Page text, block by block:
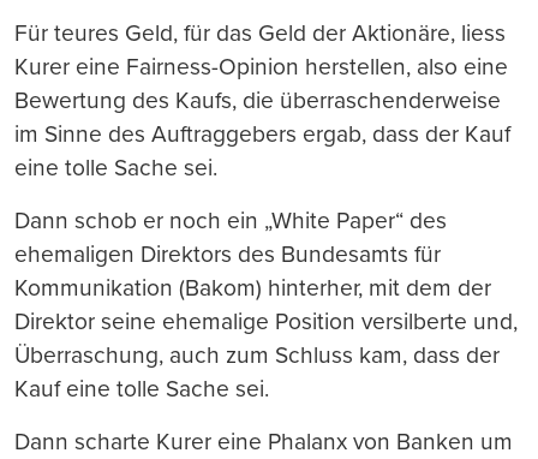
Für teures Geld, für das Geld der Aktionäre, liess
Kurer eine Fairness-Opinion herstellen, also eine
Bewertung des Kaufs, die überraschenderweise
im Sinne des Auftraggebers ergab, dass der Kauf
eine tolle Sache sei.
Dann schob er noch ein „White Paper“ des
ehemaligen Direktors des Bundesamts für
Kommunikation (Bakom) hinterher, mit dem der
Direktor seine ehemalige Position versilberte und,
Überraschung, auch zum Schluss kam, dass der
Kauf eine tolle Sache sei.
Dann scharte Kurer eine Phalanx von Banken um